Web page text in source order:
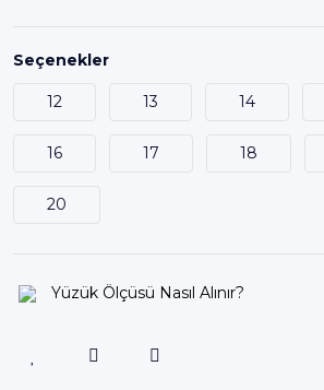
Seçenekler
12 13 14
16 17 18
20
Yüzük Ölçüsü Nasıl Alınır?